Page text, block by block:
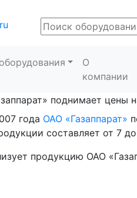
О
компании
поднимает цены
года ОАО «Газаппарат»
составляет от 7 до
продукцию ОАО